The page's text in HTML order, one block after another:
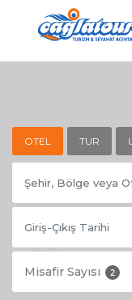
OTEL TUR
Misafir Sayısı 2